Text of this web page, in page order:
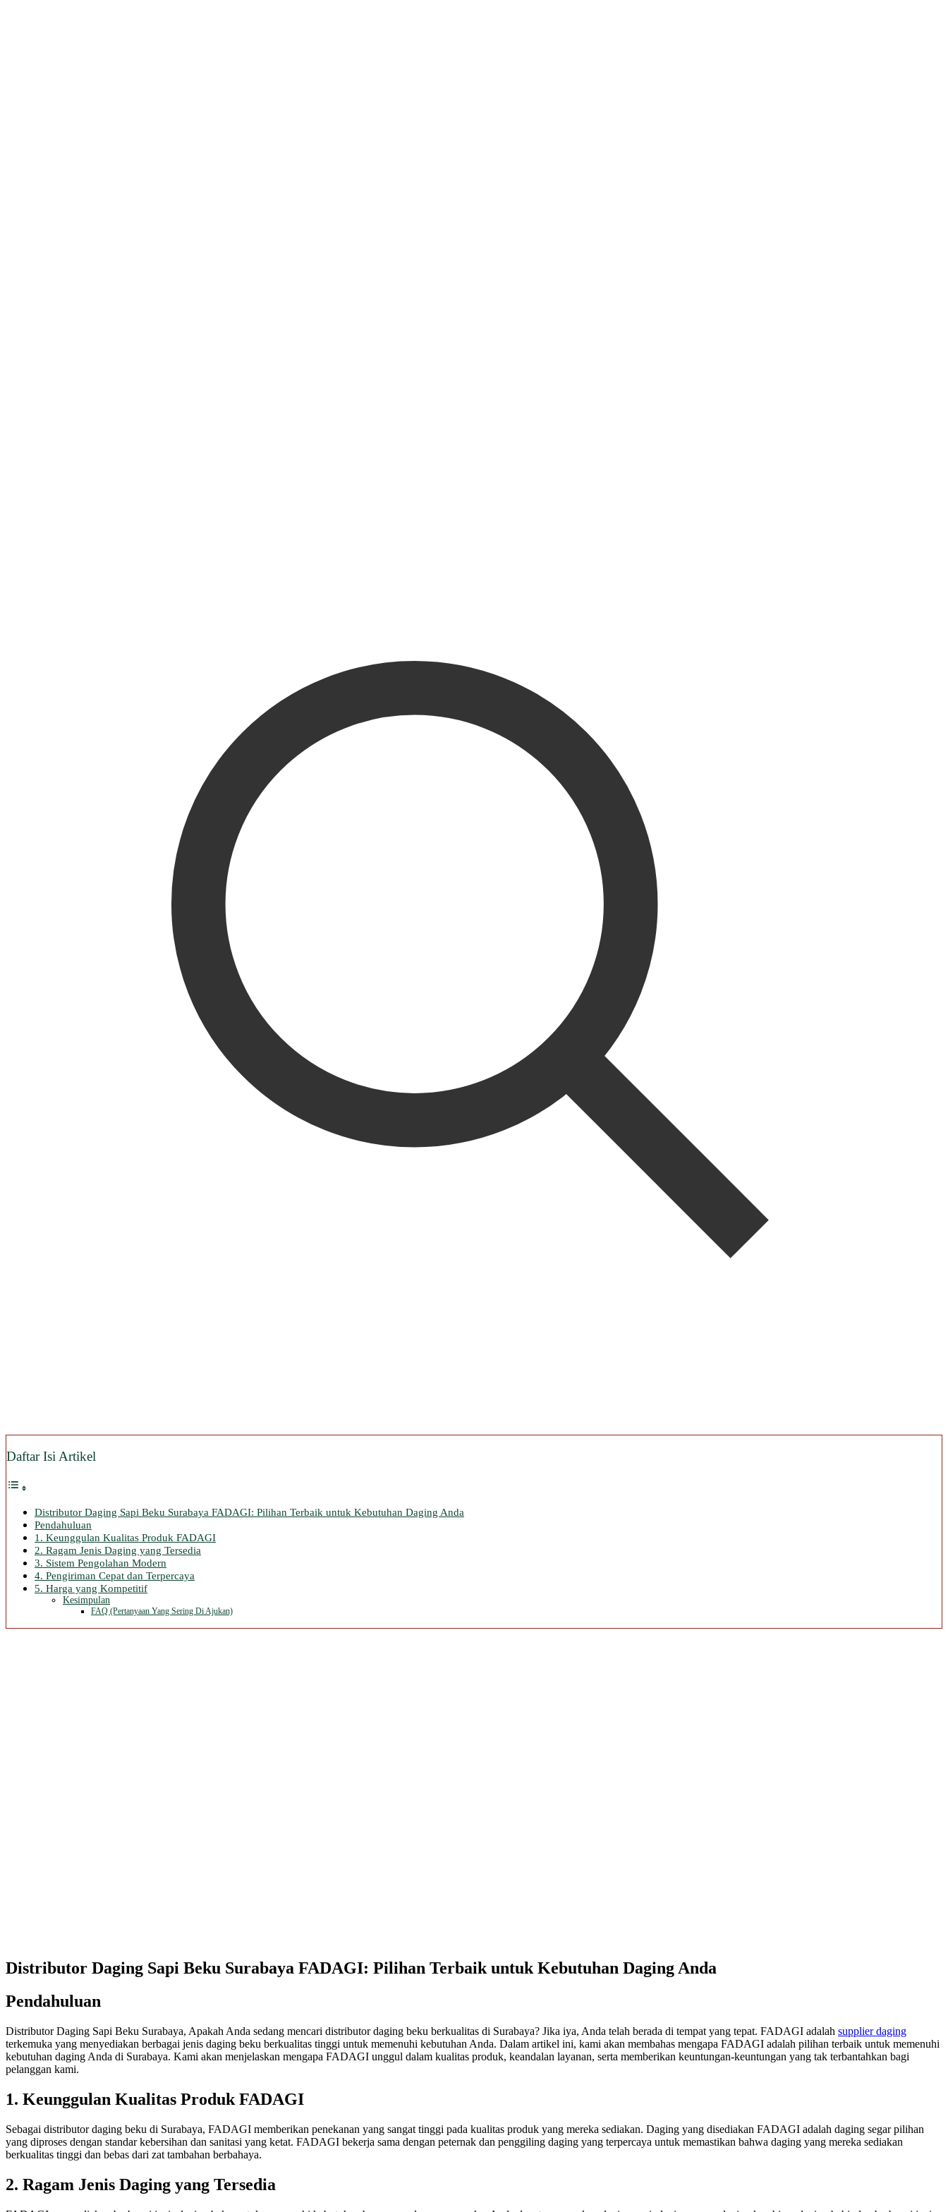
Daftar Isi Artikel
Distributor Daging Sapi Beku Surabaya FADAGI: Pilihan Terbaik untuk Kebutuhan Daging Anda
Pendahuluan
1. Keunggulan Kualitas Produk FADAGI
2. Ragam Jenis Daging yang Tersedia
3. Sistem Pengolahan Modern
4. Pengiriman Cepat dan Terpercaya
5. Harga yang Kompetitif
Kesimpulan
FAQ (Pertanyaan Yang Sering Di Ajukan)
Distributor Daging Sapi Beku Surabaya FADAGI: Pilihan Terbaik untuk Kebutuhan Daging Anda
Pendahuluan
Distributor Daging Sapi Beku Surabaya, Apakah Anda sedang mencari distributor daging beku berkualitas di Surabaya? Jika iya, Anda telah berada di tempat yang tepat. FADAGI adalah supplier daging
terkemuka yang menyediakan berbagai jenis daging beku berkualitas tinggi untuk memenuhi kebutuhan Anda. Dalam artikel ini, kami akan membahas mengapa FADAGI adalah pilihan terbaik untuk memenuhi
kebutuhan daging Anda di Surabaya. Kami akan menjelaskan mengapa FADAGI unggul dalam kualitas produk, keandalan layanan, serta memberikan keuntungan-keuntungan yang tak terbantahkan bagi
pelanggan kami.
1. Keunggulan Kualitas Produk FADAGI
Sebagai distributor daging beku di Surabaya, FADAGI memberikan penekanan yang sangat tinggi pada kualitas produk yang mereka sediakan. Daging yang disediakan FADAGI adalah daging segar pilihan
yang diproses dengan standar kebersihan dan sanitasi yang ketat. FADAGI bekerja sama dengan peternak dan penggiling daging yang terpercaya untuk memastikan bahwa daging yang mereka sediakan
berkualitas tinggi dan bebas dari zat tambahan berbahaya.
2. Ragam Jenis Daging yang Tersedia